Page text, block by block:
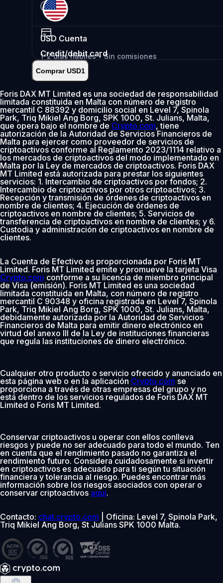
USD Cuenta
1-2 días hábiles • Sin comisiones
Depositar
Credit/debit card
Instantáneo•
0 % de comisión los primeros 30 días
Añadir
Comprar USD1
Foris DAX MT Limited es una sociedad de responsabilidad
limitada constituida en Malta con número de registro
mercantil C 88392 y domicilio social en Level 7, Spinola
Park, Triq Mikiel Ang Borg, SPK 1000, St. Julians, Malta,
que opera bajo el nombre de Crypto.com, tiene
autorización de la Autoridad de Servicios Financieros de
Malta para ejercer como proveedor de servicios de
criptoactivos conforme al Reglamento 2023/1114 relativo a
los mercados de criptoactivos del modo implementado en
Malta por la Ley de mercados de criptoactivos. Foris DAX
MT Limited está autorizada para prestar los siguientes
servicios: 1. Intercambio de criptoactivos por fondos; 2.
Intercambio de criptoactivos por otros criptoactivos; 3.
Recepción y transmisión de órdenes de criptoactivos en
nombre de clientes; 4. Ejecución de órdenes de
criptoactivos en nombre de clientes; 5. Servicios de
transferencia de criptoactivos en nombre de clientes; y 6.
Custodia y administración de criptoactivos en nombre de
clientes.
La Cuenta de Efectivo es proporcionada por Foris MT
Limited. Foris MT Limited emite y promueve la tarjeta Visa
Crypto.com conforme a su licencia de miembro principal
de Visa (emisión). Foris MT Limited es una sociedad
limitada constituida en Malta, con número de registro
mercantil C 90348 y oficina registrada en Level 7, Spinola
Park, Triq Mikiel Ang Borg, SPK 1000, St. Julians, Malta,
debidamente autorizada por la Autoridad de Servicios
Financieros de Malta para emitir dinero electrónico en
virtud del anexo III de la Ley de instituciones financieras
que regula las instituciones de dinero electrónico.
Cualquier otro producto o servicio ofrecido y anunciado en
esta página web o en la aplicación Crypto.com se
proporciona a través de otras empresas del grupo y no
está dentro de los servicios regulados de Foris DAX MT
Limited o Foris MT Limited.
Conservar criptoactivos u operar con ellos conlleva
riesgos y puede no ser adecuado para todo el mundo. Ten
en cuenta que el rendimiento pasado no garantiza el
rendimiento futuro. Considera cuidadosamente si invertir
en criptoactivos es adecuado para ti según tu situación
financiera y tolerancia al riesgo. Puedes encontrar más
información sobre los riesgos asociados con operar o
conservar criptoactivos aquí.
Contacto: chat.crypto.com | Oficina: Level 7, Spinola Park,
Triq Mikiel Ang Borg, St Julians SPK 1000 Malta.